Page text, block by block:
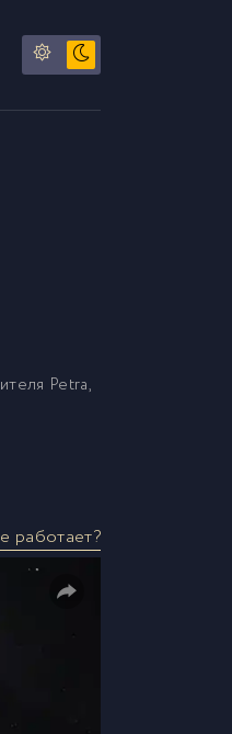
Petra,
работает?